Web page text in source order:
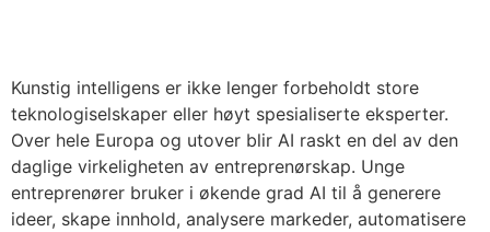
Kunstig intelligens er ikke lenger forbeholdt store
teknologiselskaper eller høyt spesialiserte eksperter.
Over hele Europa og utover blir AI raskt en del av den
daglige virkeligheten av entreprenørskap. Unge
entreprenører bruker i økende grad AI til å generere
ideer, skape innhold, analysere markeder, automatisere